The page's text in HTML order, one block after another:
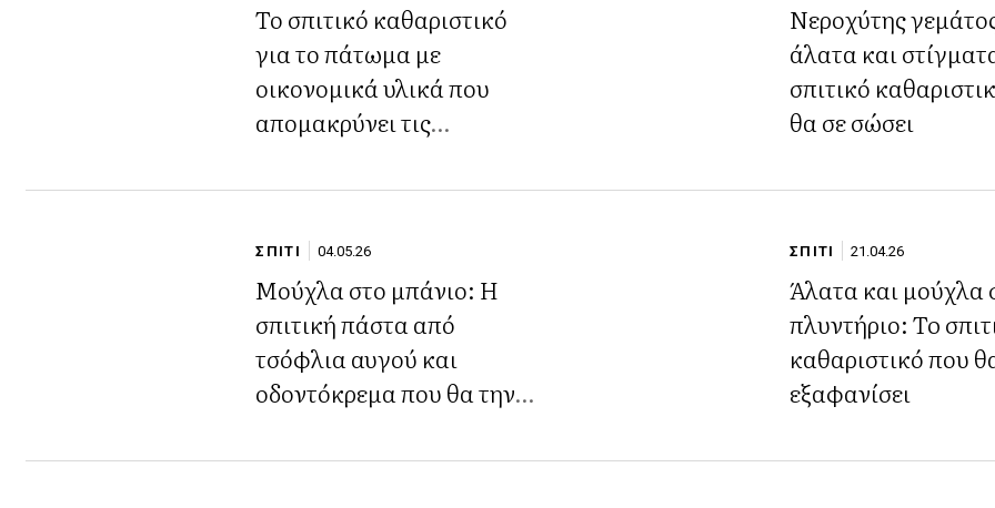
Το σπιτικό καθαριστικό
για το πάτωμα με
οικονομικά υλικά που
απομακρύνει τις
Νεροχύτης
άλατα και
σπιτικό
θα σε σώσει
ΣΠΙΤΙ 04.05.26
Μούχλα στο μπάνιο: Η
σπιτική πάστα από
τσόφλια αυγού και
οδοντόκρεμα που θα την
ΣΠΙΤΙ 21.04.26
Άλατα και μούχλα
πλυντήριο: To
καθαριστικό που
εξαφανίσει